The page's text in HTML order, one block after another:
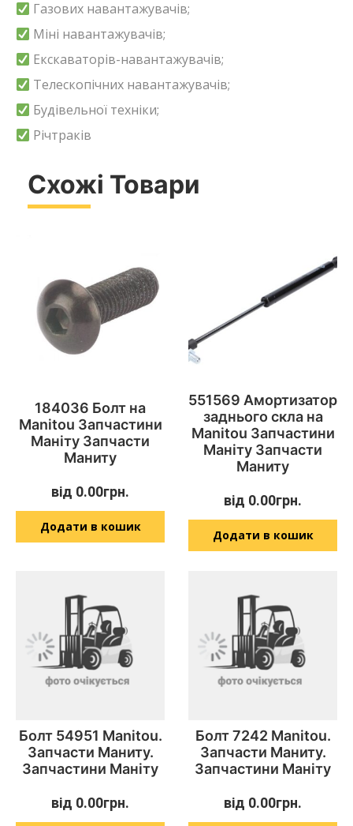
Газових навантажувачів;
Міні навантажувачів;
Екскаваторів-навантажувачів;
Телескопічних навантажувачів;
Будівельної техніки;
Річтраків
Схожі Товари
184036 Болт на
Manitou Запчастини
Маніту Запчасти
Маниту
від 0.00грн.
Додати в кошик
551569 Амортизатор
заднього скла на
Manitou Запчастини
Маніту Запчасти
Маниту
від 0.00грн.
Додати в кошик
Болт 54951 Manitou.
Запчасти Маниту.
Запчастини Маніту
від 0.00грн.
Болт 7242 Manitou.
Запчасти Маниту.
Запчастини Маніту
від 0.00грн.